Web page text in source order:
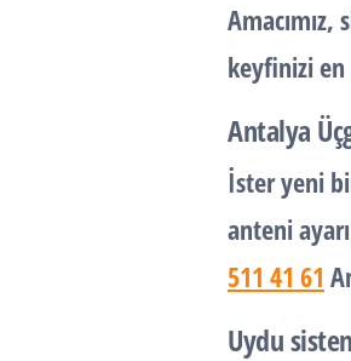
keyfinizi en
Antalya
İster yeni
anteni
511 41 61
Uydu